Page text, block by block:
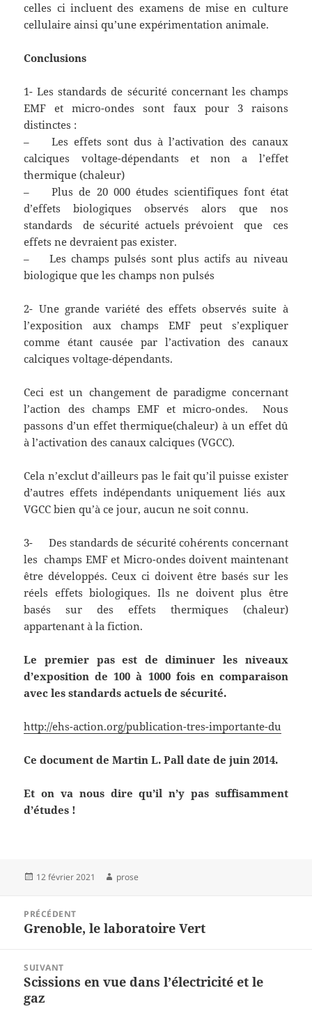
celles ci incluent des examens de mise en culture
cellulaire ainsi qu’une expérimentation animale.
Conclusions
1- Les standards de sécurité concernant les champs
EMF et micro-ondes sont faux pour 3 raisons
distinctes :
– Les effets sont dus à l’activation des canaux
calciques voltage-dépendants et non a l’effet
thermique (chaleur)
– Plus de 20 000 études scientifiques font état
d’effets biologiques observés alors que nos
standards de sécurité actuels prévoient que ces
effets ne devraient pas exister.
– Les champs pulsés sont plus actifs au niveau
biologique que les champs non pulsés
2- Une grande variété des effets observés suite à
l’exposition aux champs EMF peut s’expliquer
comme étant causée par l’activation des canaux
calciques voltage-dépendants.
Ceci est un changement de paradigme concernant
l’action des champs EMF et micro-ondes. Nous
passons d’un effet thermique(chaleur) à un effet dû
à l’activation des canaux calciques (VGCC).
Cela n’exclut d’ailleurs pas le fait qu’il puisse exister
d’autres effets indépendants uniquement liés aux
VGCC bien qu’à ce jour, aucun ne soit connu.
3- Des standards de sécurité cohérents concernant
les champs EMF et Micro-ondes doivent maintenant
être développés. Ceux ci doivent être basés sur les
réels effets biologiques. Ils ne doivent plus être
basés sur des effets thermiques (chaleur)
appartenant à la fiction.
Le premier pas est de diminuer les niveaux
d’exposition de 100 à 1000 fois en comparaison
avec les standards actuels de sécurité.
http://ehs-action.org/publication-tres-importante-du
Ce document de Martin L. Pall date de juin 2014.
Et on va nous dire qu’il n’y pas suffisamment
d’études !
Publié
12 février 2021 Auteur
prose
l’article
PRÉCÉDENT
Article
Grenoble, le laboratoire Vert
SUIVANT
Article
suivant :
Scissions en vue dans l’électricité et le
gaz